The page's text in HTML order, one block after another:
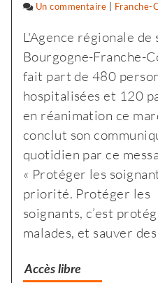
Un commentaire
sur
l’Insee,
le
premier
a
fragilisé
les
plus
modestes
Franche-
L'Agence régionale de
Bourgogne-Franche-
fait part de 480
hospitalisées et 120
en réanimation ce
conclut son
quotidien par ce
« Protéger les
priorité. Protéger les
soignants, c’est
malades, et sauver
Accès libre